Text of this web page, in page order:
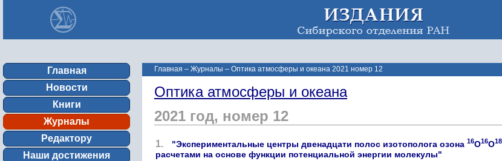
Главная
Новости
Книги
Журналы
Редактору
Наши достижения
Главная – Журналы – Оптика атмосферы и океана 2021 номер 12
Оптика атмосферы и океана
2021 год, номер 12
1. "Экспериментальные центры двенадцати полос изотополога озона 16О16О18
расчетами на основе функции потенциальной энергии молекулы"